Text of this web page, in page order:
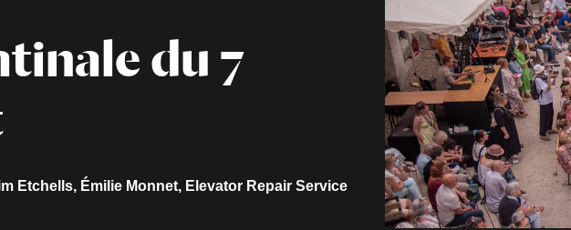
du 7
Etchells, Émilie Monnet, Elevator Repair Service